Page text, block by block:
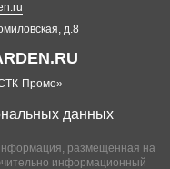
д.8
размещенная на
информационный
Промо»
данных